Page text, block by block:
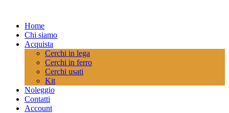
Home
Chi siamo
Acquista
Cerchi in lega
Cerchi in ferro
Cerchi usati
Kit
Noleggio
Contatti
Account